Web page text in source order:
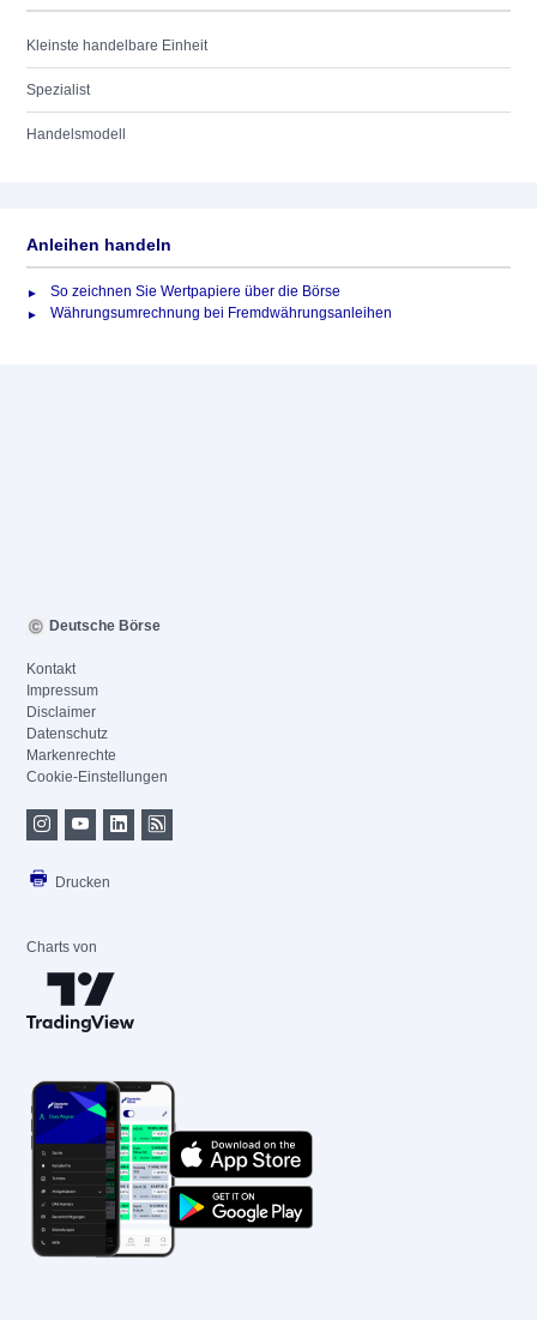
Kleinste handelbare Einheit
Spezialist
Handelsmodell
Anleihen handeln
So zeichnen Sie Wertpapiere über die Börse
Währungsumrechnung bei Fremdwährungsanleihen
Deutsche Börse
Kontakt
Impressum
Disclaimer
Datenschutz
Markenrechte
Cookie-Einstellungen
Drucken
Charts von